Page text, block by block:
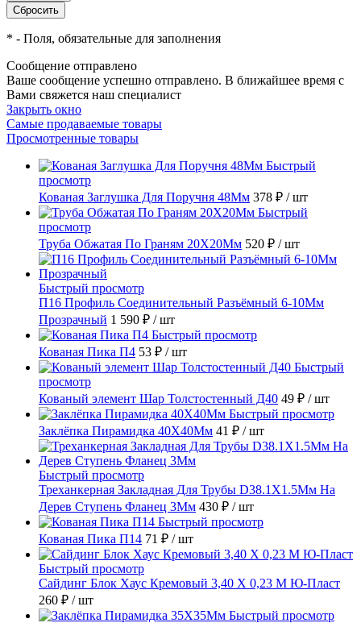
* - Поля, обязательные для заполнения
Сообщение отправлено
Ваше сообщение успешно отправлено. В ближайшее время с
Вами свяжется наш специалист
Закрыть окно
Самые продаваемые товары
Просмотренные товары
Быстрый
просмотр
Кованая Заглушка Для Поручня 48Мм 378 ₽ / шт
Быстрый
просмотр
Труба Обжатая По Граням 20X20Мм 520 ₽ / шт
Быстрый просмотр
П16 Профиль Соединительный Разъёмный 6-10Мм
Прозрачный 1 590 ₽ / шт
Быстрый просмотр
Кованая Пика П4 53 ₽ / шт
Быстрый
просмотр
Кованый элемент Шар Толстостенный Д40 49 ₽ / шт
Быстрый просмотр
Заклёпка Пирамидка 40X40Мм 41 ₽ / шт
Быстрый просмотр
Треханкерная Закладная Для Трубы D38.1Х1.5Мм На
Дерев Ступень Фланец 3Мм 430 ₽ / шт
Быстрый просмотр
Кованая Пика П14 71 ₽ / шт
Быстрый просмотр
Сайдинг Блок Хаус Кремовый 3,40 Х 0,23 М Ю-Пласт
260 ₽ / шт
Быстрый просмотр